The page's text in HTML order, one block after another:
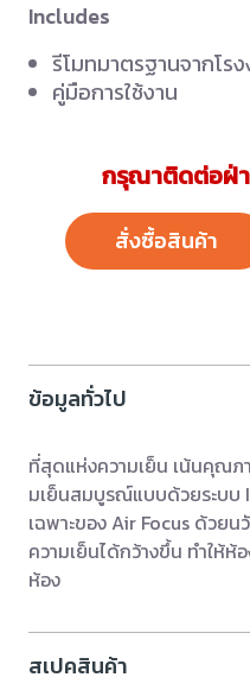
Includes
รีโมทมาตรฐานจากโร
คู่มือการใช้งาน
กรุณาติดต่อฝ่า
สั่งซื้อสินค้า
ข้อมูลทั่วไป
ที่สุดแห่งความเย็น เน้นคุณภ
มเย็นสมบูรณ์แบบด้วยระบบ
เฉพาะของ Air Focus ด้วยน
ความเย็นได้กว้างขึ้น ทำให้ห้
ห้อง
สเปคสินค้า